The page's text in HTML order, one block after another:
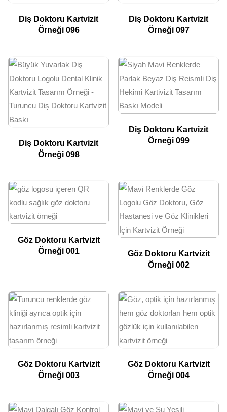
Diş Doktoru Kartvizit
Örneği 096
Diş Doktoru Kartvizit
Örneği 097
Diş Doktoru Kartvizit
Örneği 098
Diş Doktoru Kartvizit
Örneği 099
Göz Doktoru Kartvizit
Örneği 001
Göz Doktoru Kartvizit
Örneği 002
Göz Doktoru Kartvizit
Örneği 003
Göz Doktoru Kartvizit
Örneği 004